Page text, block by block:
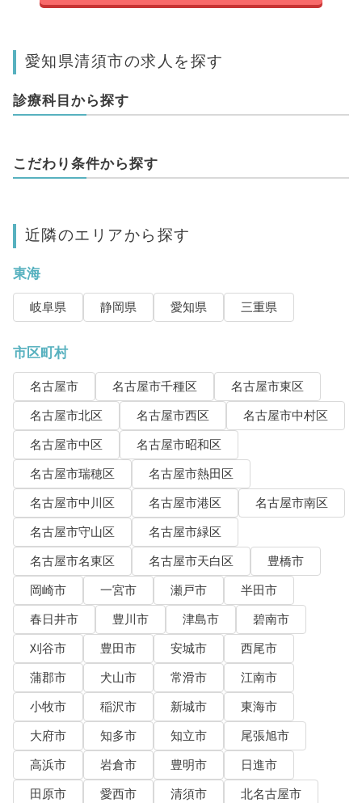
愛知県清須市の求人を探す
診療科目から探す
こだわり条件から探す
近隣のエリアから探す
東海
岐阜県 静岡県 愛知県 三重県
市区町村
名古屋市 名古屋市千種区
名古屋市東区
名古屋市北区
名古屋市西区
名古屋市中村区
名古屋市中区
名古屋市昭和区
名古屋市瑞穂区
名古屋市熱田区
名古屋市中川区
名古屋市港区
名古屋市南区
名古屋市守山区
名古屋市緑区
名古屋市名東区
名古屋市天白区
豊橋市
岡崎市
一宮市 瀬戸市
半田市
春日井市
豊川市 津島市
碧南市
刈谷市
豊田市 安城市
西尾市
蒲郡市
犬山市 常滑市
江南市
小牧市
稲沢市 新城市
東海市
大府市
知多市 知立市
尾張旭市
高浜市
岩倉市 豊明市
日進市
田原市
愛西市 清須市
北名古屋市